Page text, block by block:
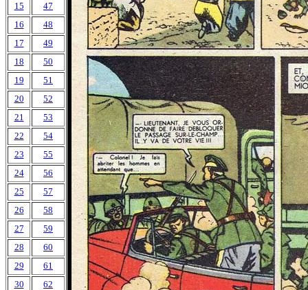
15
47
16
48
17
49
18
50
19
51
20
52
21
53
22
54
23
55
24
56
25
57
26
58
27
59
28
60
29
61
30
62